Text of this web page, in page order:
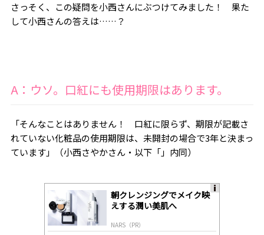
さっそく、この疑問を小西さんにぶつけてみました！ 果た
して小西さんの答えは……？
A：ウソ。口紅にも使用期限はあります。
「そんなことはありません！ 口紅に限らず、期限が記載さ
れていない化粧品の使用期限は、未開封の場合で3年と決まっ
ています」（小西さやかさん・以下「」内同）
朝クレンジングでメイク映
えする潤い美肌へ
NARS（PR）